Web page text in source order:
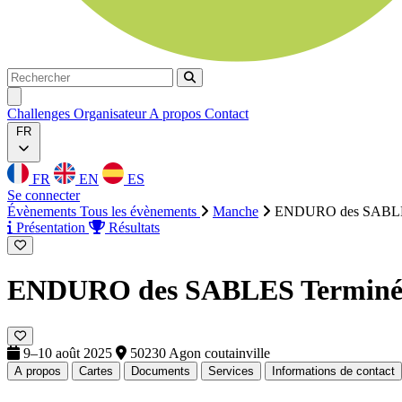
Rechercher
Rechercher
Challenges OrganisateurA propos Contact
FR
FR EN
ES
Se connecter
Évènements Tous les évènements Manche
ENDURO des
Présentation
Résultats
ENDURO des SABLES Terminé
9–10 août 2025 50230 Agon coutainville
A propos Cartes Documents Services Informations de contact